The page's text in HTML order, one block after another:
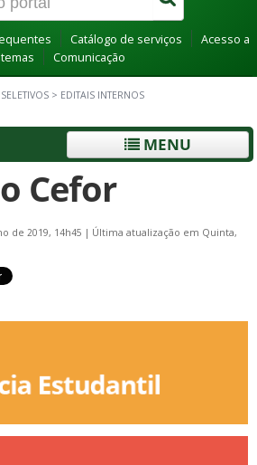
Catálogo de serviços
Acesso a
Comunicação
> EDITAIS INTERNOS
MENU
Cefor
de 2019, 14h45 | Última atualização em Quinta,